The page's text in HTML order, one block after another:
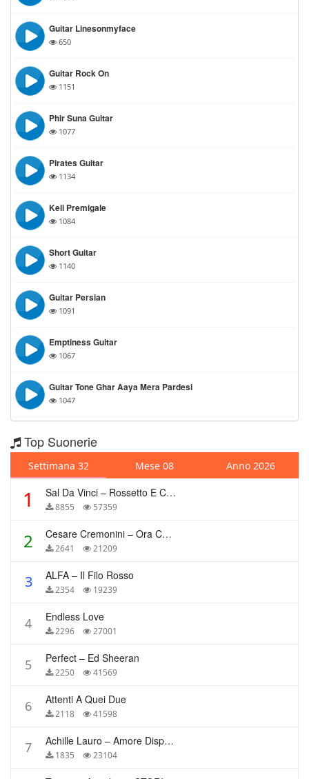
Guitar Linesonmyface
650
Guitar Rock On
1151
Phir Suna Guitar
1077
Pirates Guitar
1134
Keli Premigale
1084
Short Guitar
1140
Guitar Persian
1091
Emptiness Guitar
1067
Guitar Tone Ghar Aaya Mera Pardesi
1047
Top Suonerie
Settimana 32 Mese 08 Anno 2026
1 Sal Da Vinci – Rossetto E Caffè
8855 57359
2 Cesare Cremonini – Ora Che Non Ho Più Te
2641 21209
3 ALFA – Il Filo Rosso
2354 19239
4 Endless Love
2296 27001
5 Perfect – Ed Sheeran
2250 41569
6 Attenti A Quei Due
2118 41598
7 Achille Lauro – Amore Disperato
1835 23104